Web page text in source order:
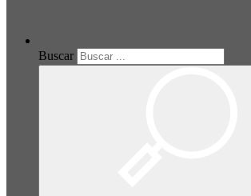
Buscar